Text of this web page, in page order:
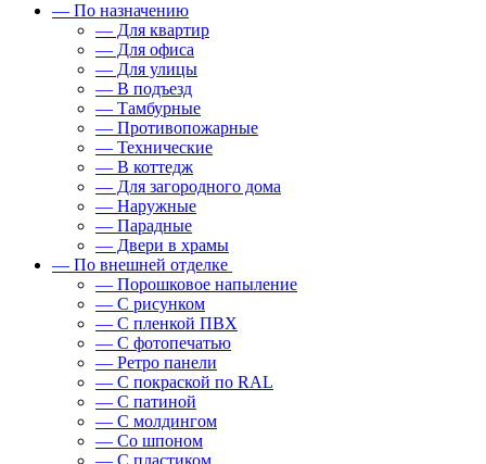
— По назначению
— Для квартир
— Для офиса
— Для улицы
— В подъезд
— Тамбурные
— Противопожарные
— Технические
— В коттедж
— Для загородного дома
— Наружные
— Парадные
— Двери в храмы
— По внешней отделке
— Порошковое напыление
— С рисунком
— С пленкой ПВХ
— С фотопечатью
— Ретро панели
— С покраской по RAL
— С патиной
— С молдингом
— Со шпоном
— С пластиком